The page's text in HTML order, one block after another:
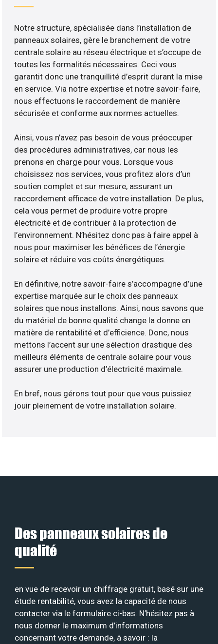
Notre structure, spécialisée dans l’installation de
panneaux solaires, gère le branchement de votre
centrale solaire au réseau électrique et s’occupe de
toutes les formalités nécessaires. Ceci vous
garantit donc une tranquillité d’esprit durant la mise
en service. Via notre expertise et notre savoir-faire,
nous effectuons le raccordement de manière
sécurisée et conforme aux normes actuelles.
Ainsi, vous n’avez pas besoin de vous préoccuper
des procédures administratives, car nous les
prenons en charge pour vous. Lorsque vous
choisissez nos services, vous profitez alors d’un
soutien complet et sur mesure, assurant un
raccordement efficace de votre installation. De plus,
cela vous permet de produire votre propre
électricité et de contribuer à la protection de
l’environnement. N’hésitez donc pas à faire appel à
nous pour maximiser les bénéfices de l’énergie
solaire et réduire vos coûts énergétiques.
En définitive, notre savoir-faire s’accompagne d’une
expertise marquée sur le choix des panneaux
solaires que nous installons. Ainsi, nous savons que
du matériel de bonne qualité change la donne en
matière de rentabilité et d’efficience. Donc, nous
mettons l’accent sur une sélection drastique des
meilleurs éléments de centrale solaire pour vous
assurer une production d’électricité maximale.
En bref, nous gérons tout pour que vous puissiez
jouir pleinement de votre installation solaire.
Des panneaux solaires de
qualité
en vue de recevoir un chiffrage gratuit, basé sur une
étude rentabilité, vous avez la capacité de nous
contacter via le formulaire ci-bas. N’hésitez pas à
nous donner le maximum d’informations
concernant votre demande, à savoir : la